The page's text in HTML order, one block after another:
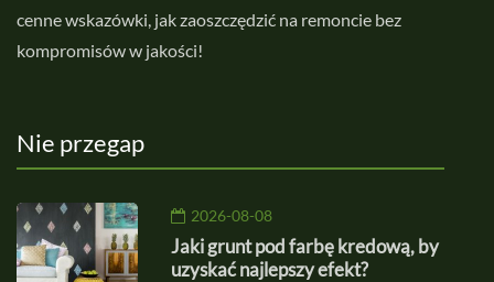
cenne wskazówki, jak zaoszczędzić na remoncie bez
kompromisów w jakości!
Nie przegap
2026-08-08
Jaki grunt pod farbę kredową, by
uzyskać najlepszy efekt?